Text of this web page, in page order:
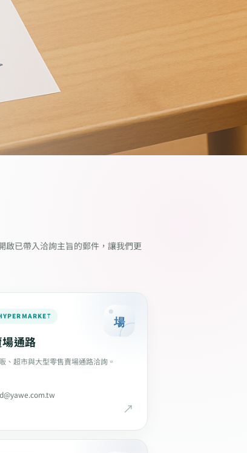
啟已帶入洽詢主旨的郵件，讓我們更
場
場通路
、超市與大型零售賣場通路洽詢。